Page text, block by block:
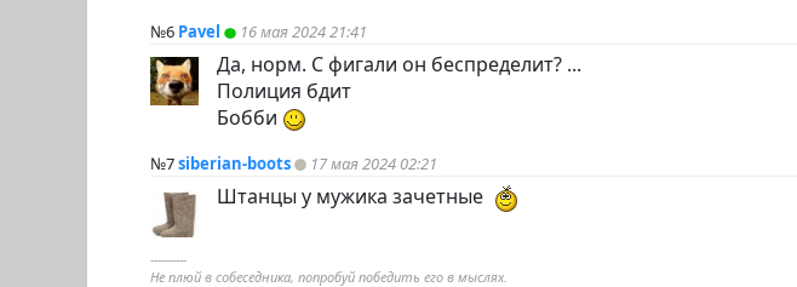
№6 Pavel 16 мая 2024 21:41
Да, норм. С фигали он беспределит? ...
Полиция бдит
Бобби
№7siberian-boots 17 мая 2024 02:21
Штанцы у мужика зачетные
----------
Не плюй в собеседника, попробуй победить его в мыслях.